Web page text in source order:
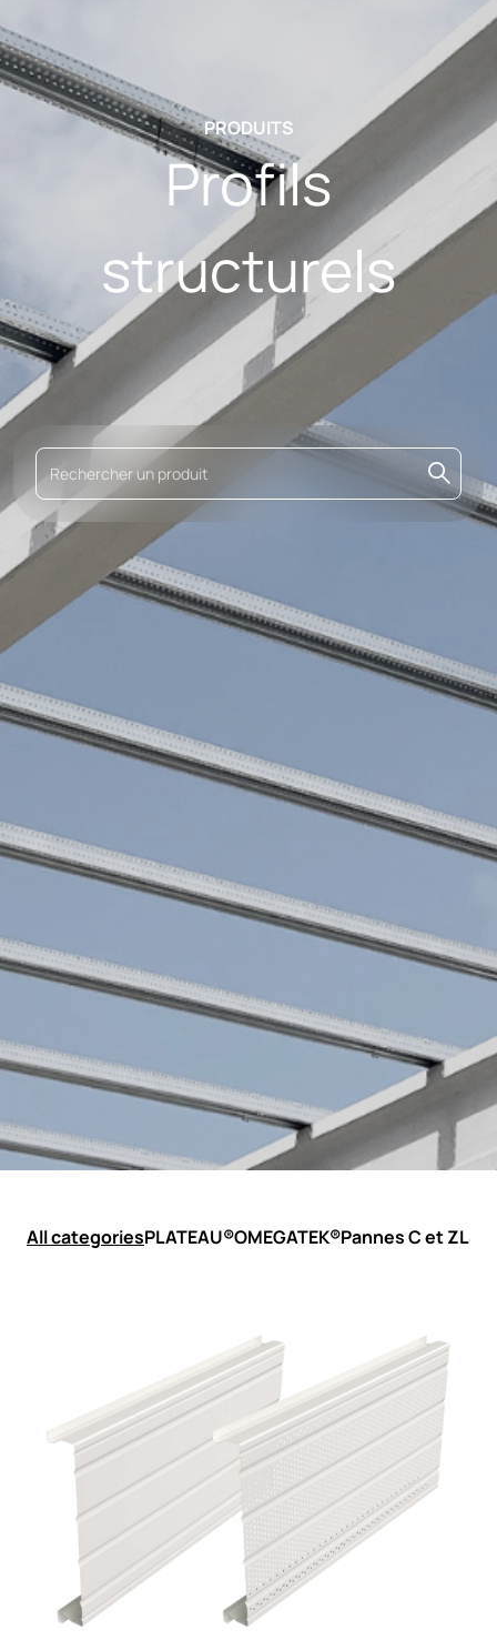
PRODUITS
Profils
structurels
All categoriesPLATEAU®OMEGATEK®Pannes C et Z